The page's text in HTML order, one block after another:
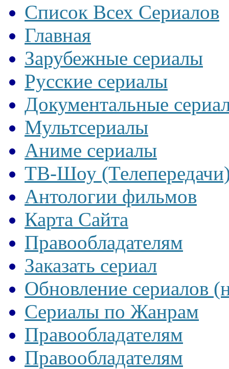
Список Всех Сериалов
Главная
Зарубежные сериалы
Русские сериалы
Документальные
Мультсериалы
Аниме сериалы
ТВ-Шоу
Антологии фильмов
Карта Сайта
Правообладателям
Заказать сериал
Обновление сериалов
Сериалы по Жанрам
Правообладателям
Правообладателям